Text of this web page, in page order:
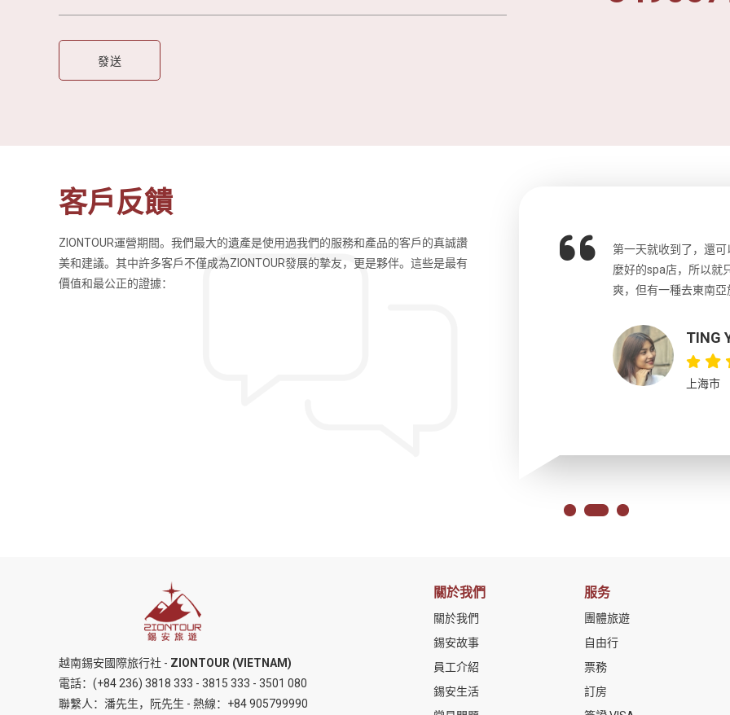
客戶反饋
ZIONTOUR運營期間。我們最大的遺產是使用過我們的服務和產品的客戶的真誠讚
美和建議。其中許多客戶不僅成為ZIONTOUR發展的摯友，更是夥伴。這些是最有
價值和最公正的證據：
英文流利、講解的也
時左右，不過同一天可
完早餐再出發，會到島
這次的旅行十分滿意，我們的導遊Foo先生，中文流利，詳細講解了許多歷
史知識，也很幽默風趣，行程時間也拿捏的剛好。另外團員們來自各國，都
第一天就收到了，還
麼好的spa店，所以就
爽，但有一種去東南
TING
上海市
越南錫安國際旅行社 - ZIONTOUR (VIETNAM)
電話： (+84 236) 3818 333 - 3815 333 - 3501 080
聯繫人：潘先生，阮先生 - 熱線： +84 905799990
關於我們
關於我們
錫安故事
員工介紹
錫安生活
服务
團體旅遊
自由行
票務
訂房